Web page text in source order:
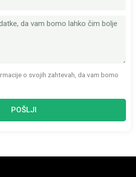
o svojih zahtevah, da vam bomo
POŠLJI